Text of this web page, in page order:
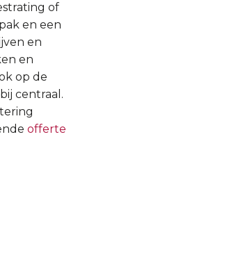
of
en een
en
en
op de
centraal.
offerte